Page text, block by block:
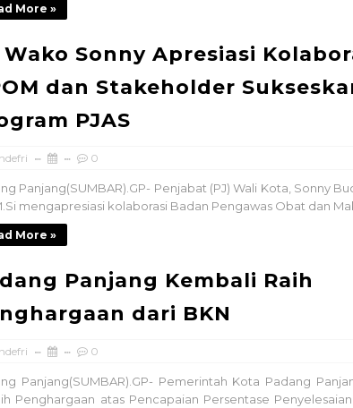
More »
Wako Sonny Apresiasi
dan Stakeholder
PJAS
0
Panjang(SUMBAR).GP- Penjabat (PJ) Wali Kota, Sonny
mengapresiasi kolaborasi Badan Pengawas Obat dan
More »
Panjang Kembali Raih
dari BKN
0
Panjang(SUMBAR).GP- Pemerintah Kota Padang
Penghargaan atas Pencapaian Persentase